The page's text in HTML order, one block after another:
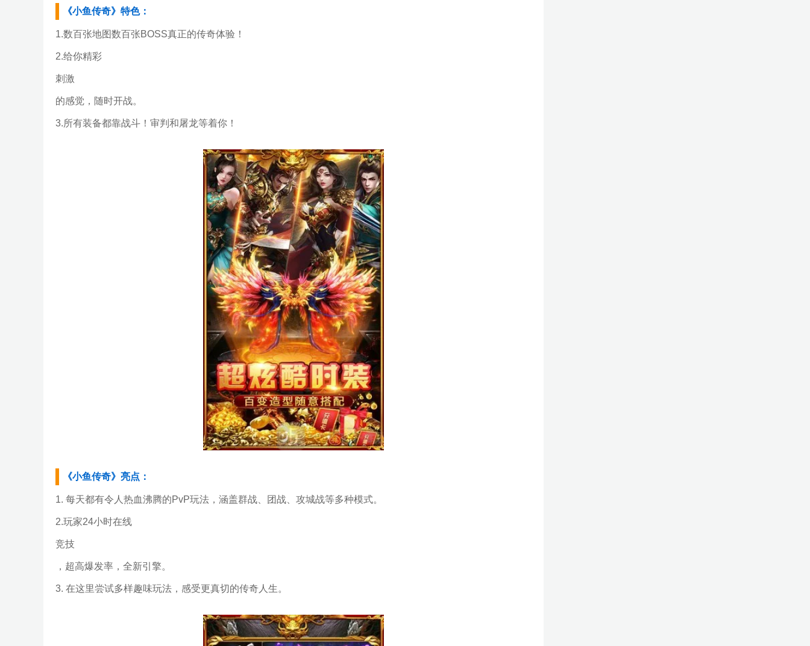
《小鱼传奇》特色：
1.数百张地图数百张BOSS真正的传奇体验！
2.给你精彩
刺激
的感觉，随时开战。
3.所有装备都靠战斗！审判和屠龙等着你！
《小鱼传奇》亮点：
1. 每天都有令人热血沸腾的PvP玩法，涵盖群战、团战、攻城战等多种模式。
2.玩家24小时在线
竞技
，超高爆发率，全新引擎。
3. 在这里尝试多样趣味玩法，感受更真切的传奇人生。